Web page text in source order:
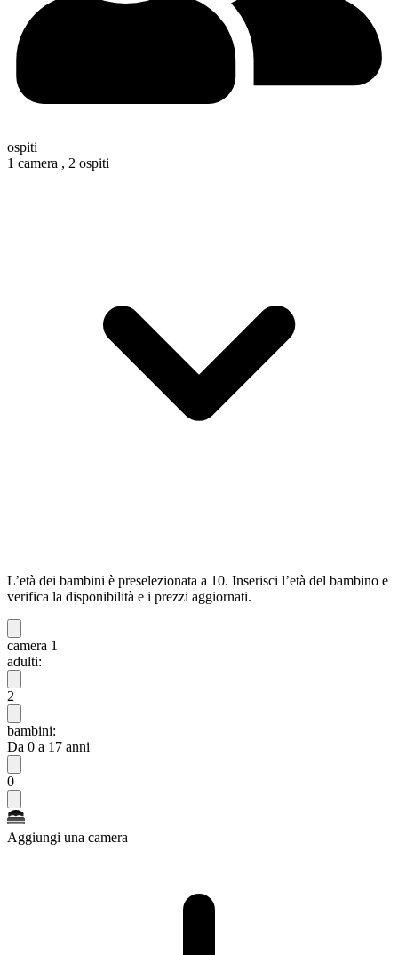
ospiti
1 camera , 2 ospiti
L’età dei bambini è preselezionata a 10. Inserisci l’età del bambino e
verifica la disponibilità e i prezzi aggiornati.
camera 1
adulti:
2
bambini:
Da 0 a 17 anni
0
Aggiungi una camera